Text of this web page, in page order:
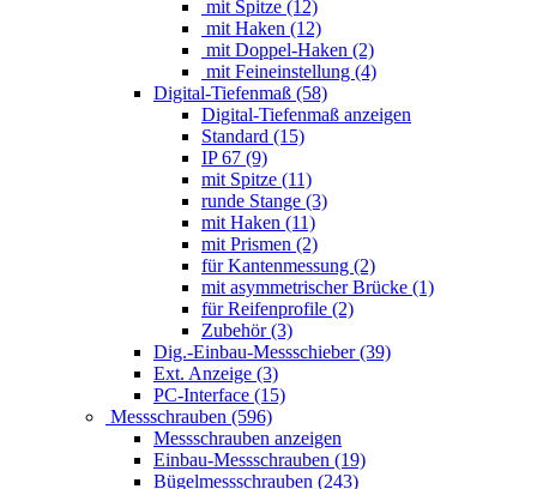
mit Spitze (12)
mit Haken (12)
mit Doppel-Haken (2)
mit Feineinstellung (4)
Digital-Tiefenmaß (58)
Digital-Tiefenmaß anzeigen
Standard (15)
IP 67 (9)
mit Spitze (11)
runde Stange (3)
mit Haken (11)
mit Prismen (2)
für Kantenmessung (2)
mit asymmetrischer Brücke (1)
für Reifenprofile (2)
Zubehör (3)
Dig.-Einbau-Messschieber (39)
Ext. Anzeige (3)
PC-Interface (15)
Messschrauben (596)
Messschrauben anzeigen
Einbau-Messschrauben (19)
Bügelmessschrauben (243)